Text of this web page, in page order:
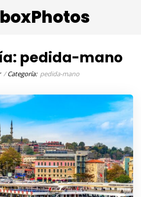
pedida-mano
Categoría: pedida-mano